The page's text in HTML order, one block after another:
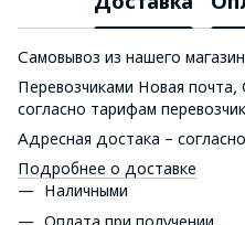
Самовывоз из нашего
Перевозчиками Новая
согласно тарифам
Адресная достака –
Подробнее о доставке
Наличными
Оплата при получении